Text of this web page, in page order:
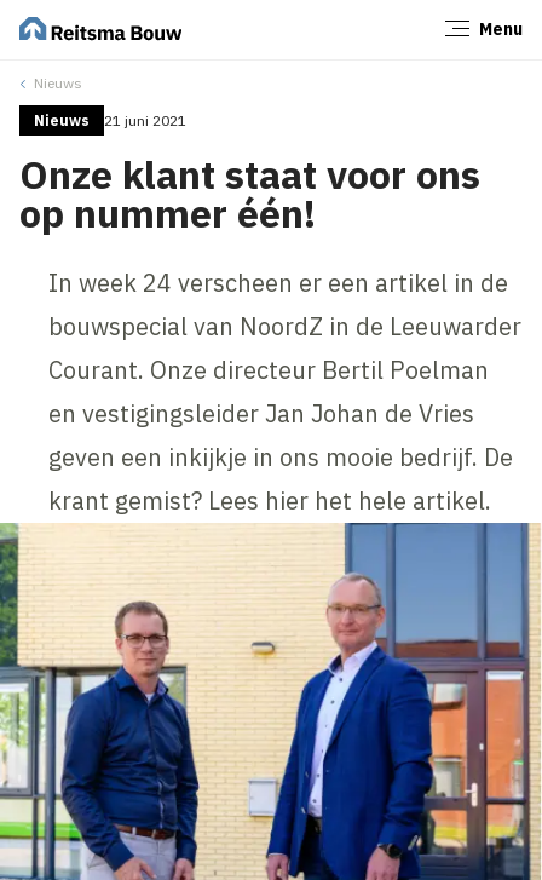
Menu
Nieuws
Nieuws 21 juni 2021
Onze klant staat voor ons
op nummer één!
In week 24 verscheen er een artikel in de
bouwspecial van NoordZ in de Leeuwarder
Courant. Onze directeur Bertil Poelman
en vestigingsleider Jan Johan de Vries
geven een inkijkje in ons mooie bedrijf. De
krant gemist? Lees hier het hele artikel.
Sluiten